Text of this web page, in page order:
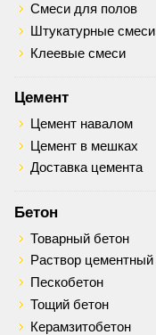
Смеси для полов
Штукатурные смеси
Клеевые смеси
Цемент
Цемент навалом
Цемент в мешках
Доставка цемента
Бетон
Товарный бетон
Раствор цементный
Пескобетон
Тощий бетон
Керамзитобетон